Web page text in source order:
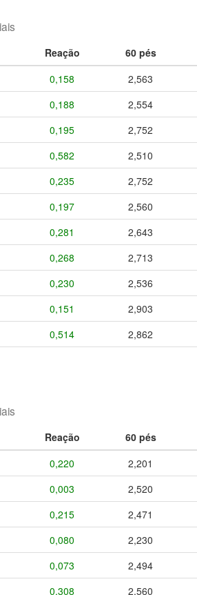
Reação 60 pés
0,158 2,563
0,188 2,554
0,195 2,752
0,582 2,510
0,235 2,752
0,197 2,560
0,281 2,643
0,268 2,713
0,230 2,536
0,151 2,903
0,514 2,862
Reação 60 pés
0,220 2,201
0,003 2,520
0,215 2,471
0,080 2,230
0,073 2,494
0,308 2,560